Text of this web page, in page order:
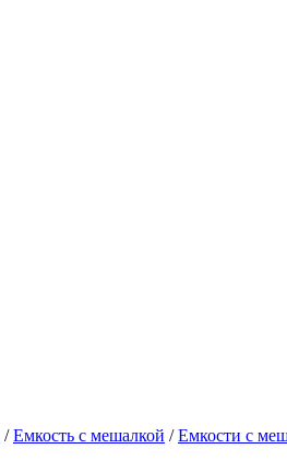
/Емкость с мешалкой /Емкости с